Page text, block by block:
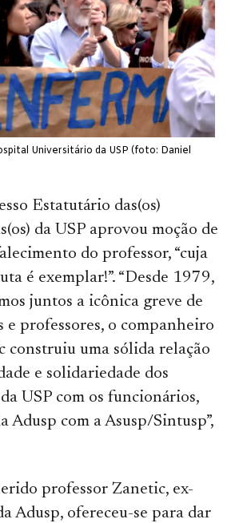
Universitário da USP (foto: Daniel
Estatutário das(os)
da USP aprovou moção de
do professor, “cuja
é exemplar!”. “Desde 1979,
juntos a icônica greve de
e professores, o companheiro
construiu uma sólida relação
e solidariedade dos
USP com os funcionários,
Adusp com a Asusp/Sintusp”,
professor Zanetic, ex-
Adusp, ofereceu-se para dar